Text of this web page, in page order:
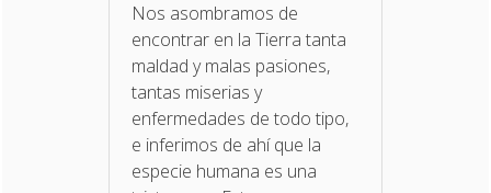
Nos asombramos de
encontrar en la Tierra tanta
maldad y malas pasiones,
tantas miserias y
enfermedades de todo tipo,
e inferimos de ahí que la
especie humana es una